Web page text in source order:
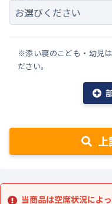
※添い寝のこども・幼児
ださい。
上
当商品は空席状況によ